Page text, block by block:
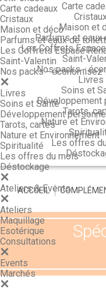
Carte cadeaux
Cristaux
Maison et déco
Parfums et eaux de
Les Coffrets Espace
Saint-Valentin
Nos packs - économisez
Livres
Soins et Santé
Développement
Tarots, cartes
Nature et Environnement
Spiritualité
Les offres du mois
Déstockage
Ateliers & Events
Ateliers
Maquillage
Esotérique
Consultations
Events
Marchés
Carte
Maison et
Parfums et eaux
Les Coffrets
Saint-
Nos packs -
Livres
Soins et
Développement
Tarots,
Nature et
Les offres
ACCUEIL>